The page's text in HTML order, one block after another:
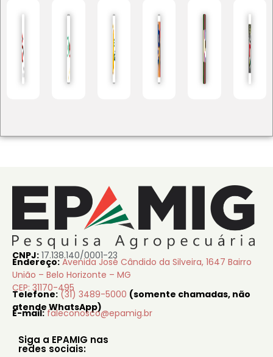
CNPJ: 17.138.140/0001-23
Endereço: Avenida José Cândido da Silveira, 1647 Bairro
União – Belo Horizonte – MG
CEP: 31170-495
Telefone: (31) 3489-5000 (somente chamadas, não
atende WhatsApp)
E-mail: faleconosco@epamig.br
Siga a EPAMIG nas
redes sociais: